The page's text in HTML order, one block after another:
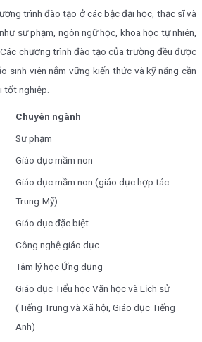
trình đào tạo ở các bậc đại học, thạc sĩ và
sư phạm, ngôn ngữ học, khoa học tự nhiên,
chương trình đào tạo của trường đều được
sinh viên nắm vững kiến thức và kỹ năng cần
tốt nghiệp.
Chuyên ngành
Sư phạm
Giáo dục mầm non
Giáo dục mầm non (giáo dục hợp tác
Trung-Mỹ)
Giáo dục đặc biệt
Công nghệ giáo dục
Tâm lý học Ứng dụng
Giáo dục Tiểu học Văn học và Lịch sử
(Tiếng Trung và Xã hội, Giáo dục Tiếng
Anh)